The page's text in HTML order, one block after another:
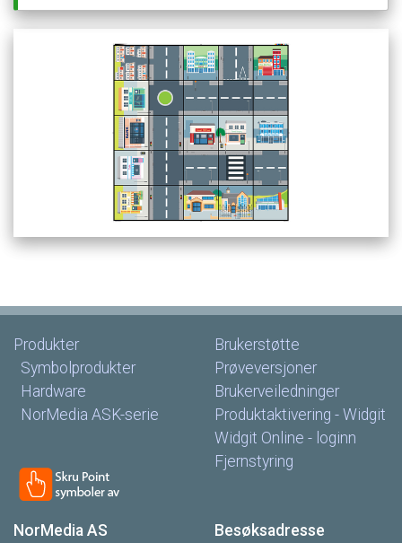
Produkter
Symbolprodukter
Hardware
NorMedia ASK-serie
Brukerstøtte
Prøveversjoner
Brukerveiledninger
Produktaktivering - Widgit
Widgit Online - loginn
Fjernstyring
NorMedia AS Besøksadresse